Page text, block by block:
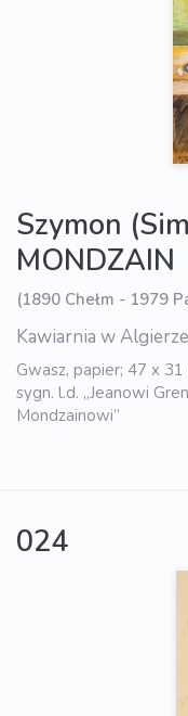
Szymon
MONDZAIN
(1890 Chełm - 1979
Kawiarnia w
Gwasz, papier; 47 x 31
sygn. l.d. „Jeanowi
Mondzainowi”
024